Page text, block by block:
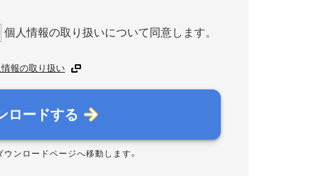
個人情報の取り扱いについて同意します。
報の取り扱い
ロードする
ウンロードページへ移動します。